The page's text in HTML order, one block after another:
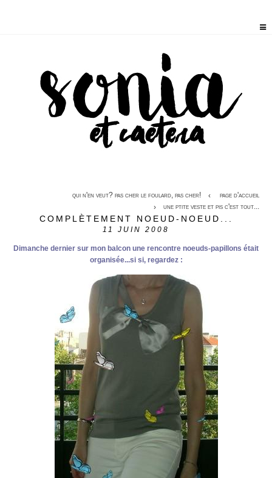
qui n'en veut? pas cher le foulard, pas cher!
page d'accueil
une ptite veste et pis c'est tout...
COMPLÈTEMENT NOEUD-NOEUD...
11 JUIN 2008
Dimanche dernier sur mon balcon une rencontre noeuds-papillons était
organisée...si si, regardez :